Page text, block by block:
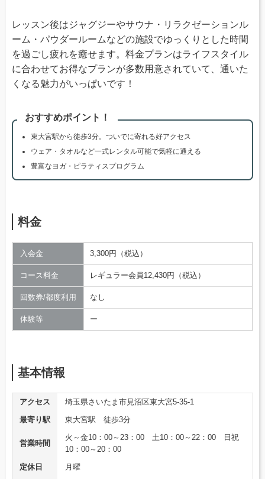
レッスン後はジャグジーやサウナ・リラクゼーションル
ーム・パウダールームなどの施設でゆっくりとした時間
を過ごし疲れを癒せます。料金プランはライフスタイル
に合わせてお得なプランが多数用意されていて、通いた
くなる魅力がいっぱいです！
おすすめポイント！
東大宮駅から徒歩3分。ついでに寄れる好アクセス
ウェア・タオルなど一式レンタル可能で気軽に通える
豊富なヨガ・ピラティスプログラム
料金
入会金 3,300円（税込）
コース料金 レギュラー会員12,430円（税込）
回数券/都度利用 なし
体験等 ー
基本情報
アクセス
埼玉県さいたま市見沼区東大宮5-35-1
最寄り駅
東大宮駅 徒歩3分
営業時間
火～金10：00～23：00 土10：00～22：00 日祝
10：00～20：00
定休日
月曜